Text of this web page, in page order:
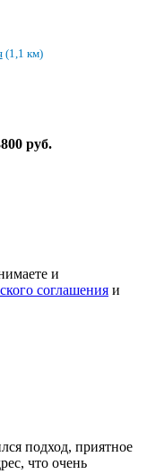
(1,1 км)
руб.
и
соглашения и
подход, приятное
что очень